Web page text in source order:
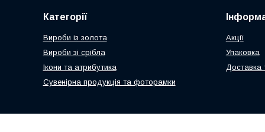
Категорії
Вироби із золота
Вироби зі срібла
Ікони та атрибутика
Сувенірна продукція та фоторамки
Акції
Упаковка
Доставка